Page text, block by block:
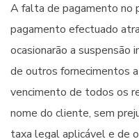
A falta de pagamento no
pagamento efectuado
ocasionarão a suspensão
de outros fornecimentos
vencimento de todos os
nome do cliente, sem
taxa legal aplicável e de